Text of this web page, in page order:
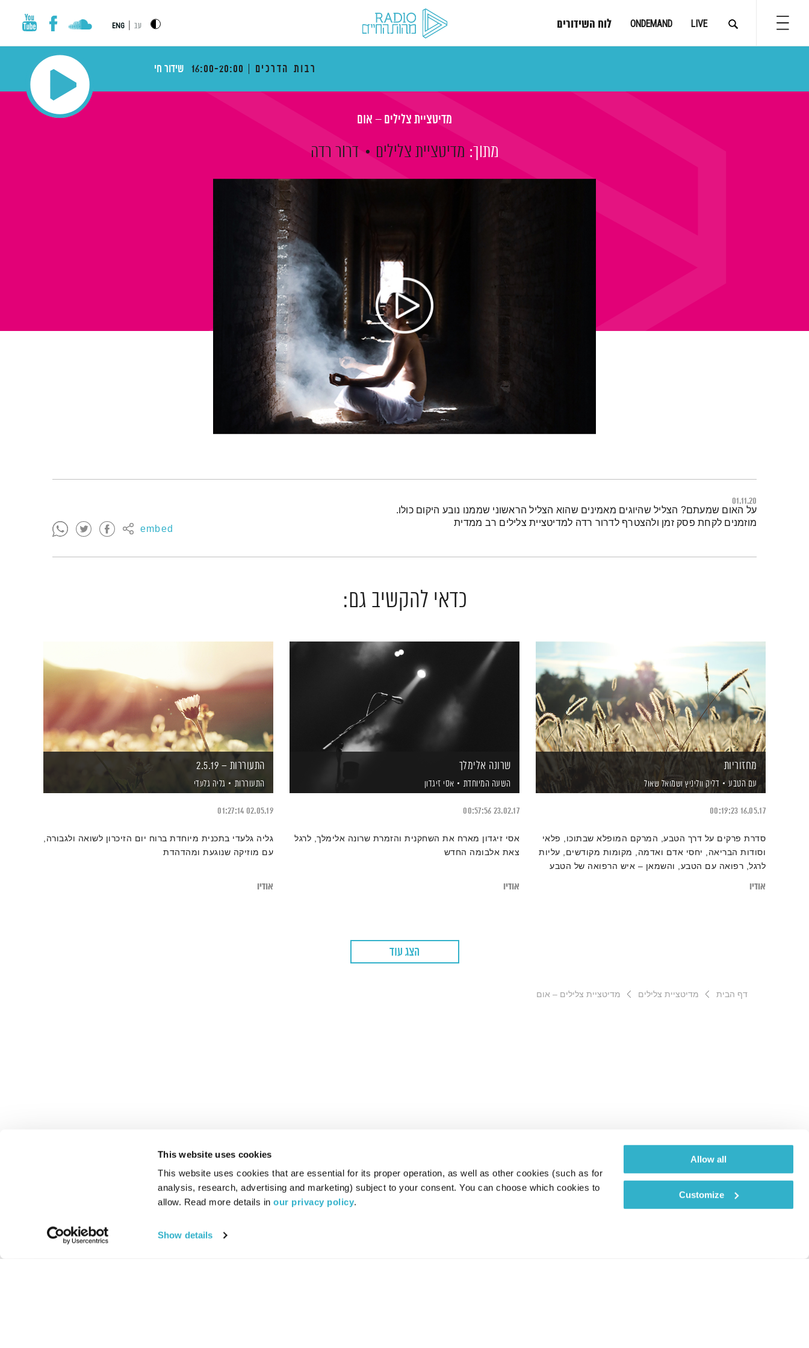
This website uses cookies
This website uses cookies that are essential for its proper operation, as well as other cookies (such as for
analysis, research, advertising and marketing) subject to your consent. You can choose which cookies to
allow. Read more details in our privacy policy.
Show details
Allow all
Customize
LIVE
ONDEMAND לוח השידורים עב ENG
רבות הדרכים 16:00-20:00 שידור חי
מדיטציית צלילים – אום
מתוך: מדיטציית צלילים דרור רדה
01.11.20
embed
תמצית הפודקאסט
על האום שמעתם? הצליל שהיוגים מאמינים שהוא הצליל הראשוני שממנו נובע היקום כולו.
מוזמנים לקחת פסק זמן ולהצטרף לדרור רדה למדיטציית צלילים רב ממדית
כדאי להקשיב גם:
מחזוריות
עם הטבע דליק ווליניץושמואל שאול
16.05.17
00:19:23
סדרת פרקים על דרך הטבע, המרקם המופלא שבתוכו, פלאי
וסודות הבריאה, יחסי אדם ואדמה, מקומות מקודשים, עליות
לרגל, רפואה עם הטבע, והשמאן – איש הרפואה של הטבע
אודיו
שרונה אלימלך
השעה המיוחדת אסי זיגדון
23.02.17
00:57:56
אסי זיגדון מארח את השחקנית והזמרת שרונה אלימלך, לרגל
צאת אלבומה החדש
אודיו
התעוררות – 2.5.19
התעוררות גליה גלעדי
02.05.19
01:27:14
גליה גלעדי בתכנית מיוחדת ברוח יום הזיכרון לשואה ולגבורה,
עם מוזיקה שנוגעת ומהדהדת
אודיו
הצג עוד
דף הבית מדיטציית צלילים מדיטציית צלילים – אום